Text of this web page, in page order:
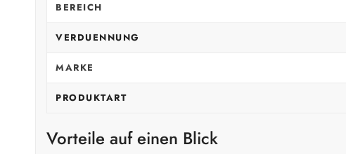
BEREICH
VERDUENNUNG
MARKE
PRODUKTART
Vorteile auf einen Blick